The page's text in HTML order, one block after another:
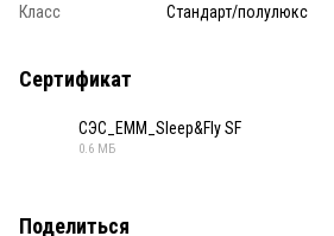
Класс
Стандарт/полулюкс
Сертификат
СЭС_ЕММ_Sleep&Fly SF
0.6 МБ
Поделиться